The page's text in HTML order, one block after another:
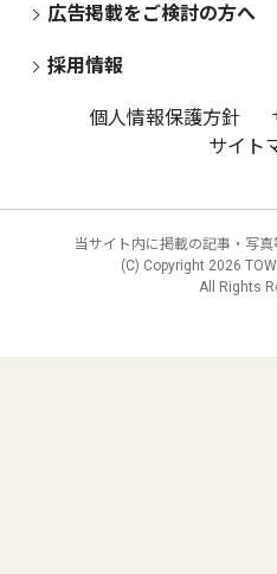
広告掲載をご検討の方へ
採用情報
個人情報保護方針
サイト
当サイト内に掲載の記事・写真
(C) Copyright 2026
All Rights